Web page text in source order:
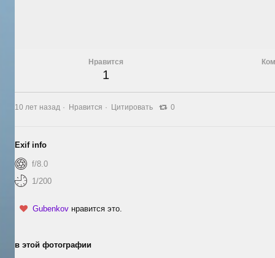
Нравится
1
10 лет назад Нравится Цитировать 0
Exif info
f/8.0
1/200
Gubenkov нравится это.
в этой фотографии